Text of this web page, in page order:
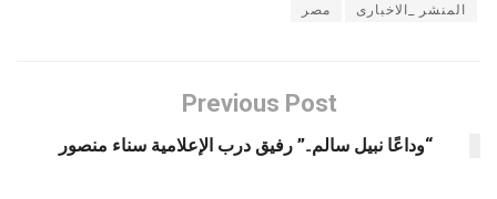
المنشر _الاخبارى مصر
Previous Post
“وداعًا نبيل سالم..” رفيق درب الإعلامية سناء منصور